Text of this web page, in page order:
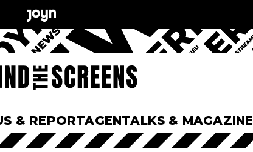
& REPORTAGENTALKS & MAGAZINE